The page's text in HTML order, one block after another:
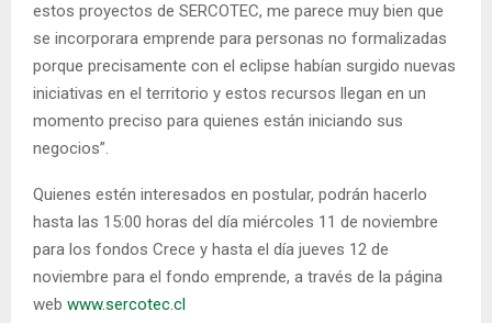
estos proyectos de SERCOTEC, me parece muy bien que
se incorporara emprende para personas no formalizadas
porque precisamente con el eclipse habían surgido nuevas
iniciativas en el territorio y estos recursos llegan en un
momento preciso para quienes están iniciando sus
negocios”.
Quienes estén interesados en postular, podrán hacerlo
hasta las 15:00 horas del día miércoles 11 de noviembre
para los fondos Crece y hasta el día jueves 12 de
noviembre para el fondo emprende, a través de la página
web www.sercotec.cl